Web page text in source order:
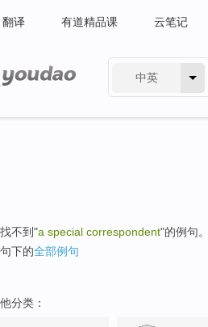
翻译 有道精品课 云笔记
中英
不到"a special correspondent"的例句
下的全部例句
分类：